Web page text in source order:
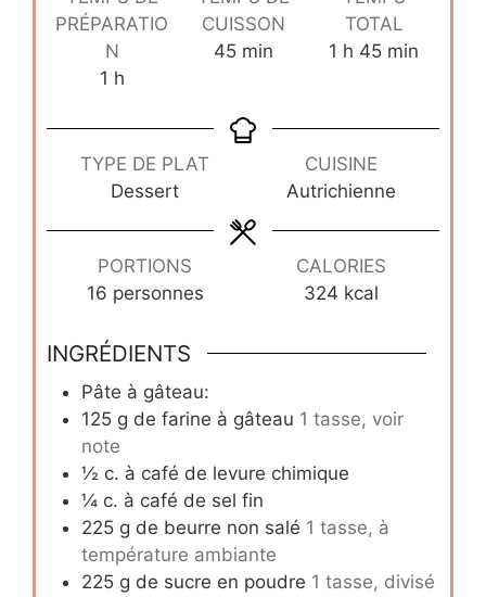
PRÉPARATIO
N
1 heure
h
CUISSON
45minutes
min
TOTAL
1 heure
h 45minutes
min
TYPE DE PLAT
Dessert
CUISINE
Autrichienne
PORTIONS
16 personnes
CALORIES
324 kcal
INGRÉDIENTS
Pâte à gâteau:
125 g de farine à gâteau 1 tasse, voir
note
½ c. à café de levure chimique
¼ c. à café de sel fin
225 g de beurre non salé 1 tasse, à
température ambiante
225 g de sucre en poudre 1 tasse, divisé